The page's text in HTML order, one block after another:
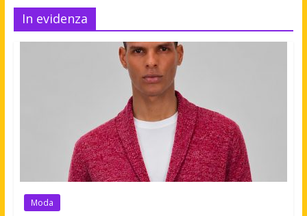
In evidenza
Moda